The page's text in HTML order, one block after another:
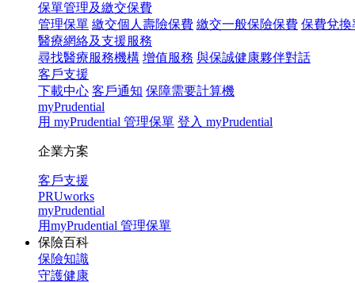
保單管理及繳交保費
管理保單 繳交個人壽險保費 繳交一般保險保費 保費兌換
醫療網絡及支援服務
尋找醫療服務機構 增值服務 與保誠健康夥伴對話
客戶支援
下載中心 客戶通知 保障需要計算機
myPrudential
用 myPrudential 管理保單 登入 myPrudential
企業方案
客戶支援
PRUworks
myPrudential
用myPrudential 管理保單
保險百科
保險知識
守護健康